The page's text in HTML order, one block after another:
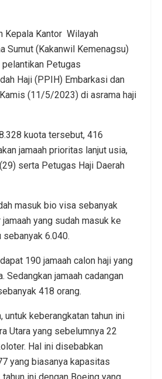
Kepala Kantor Wilayah
Sumut (Kakanwil Kemenagsu)
Petugas
Haji (PPIH) Embarkasi dan
(11/5/2023) di asrama haji
kuota tersebut, 416
jamaah prioritas lanjut usia,
serta Petugas Haji Daerah
masuk bio visa sebanyak
yang sudah masuk ke
6.040.
190 jamaah calon haji yang
Sedangkan jamaah cadangan
418 orang.
untuk keberangkatan tahun ini
Utara yang sebelumnya 22
Hal ini disebabkan
yang biasanya kapasitas